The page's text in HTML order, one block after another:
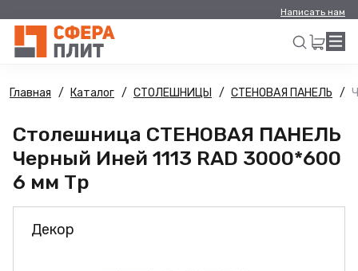
Написать нам
Искать
Главная Каталог СТОЛЕШНИЦЫ СТЕНОВАЯ ПАНЕЛЬ
Столешница СТЕНОВАЯ ПАНЕЛЬ
Черный Иней 1113 RAD 3000*600
6 мм Тр
Декор